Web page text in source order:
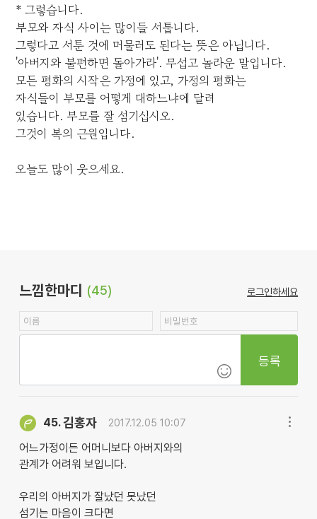
* 그렇습니다.
부모와 자식 사이는 많이들 서툽니다.
그렇다고 서툰 것에 머물러도 된다는 뜻은 아닙니다.
'아버지와 불편하면 돌아가라'. 무섭고 놀라운 말입니다.
모든 평화의 시작은 가정에 있고, 가정의 평화는
자식들이 부모를 어떻게 대하느냐에 달려
있습니다. 부모를 잘 섬기십시오.
그것이 복의 근원입니다.
오늘도 많이 웃으세요.
느낌한마디 (45) 로그인하세요
등록
45.김홍자 2017.12.05 10:07
어느가정이든 어머니보다 아버지와의
관계가 어려워 보입니다.
우리의 아버지가 잘났던 못났던
섬기는 마음이 크다면